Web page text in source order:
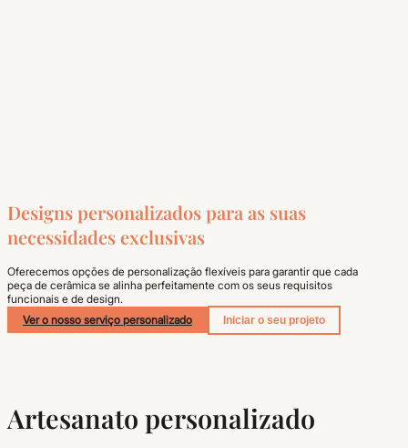
Designs personalizados para as suas
necessidades exclusivas
Oferecemos opções de personalização flexíveis para garantir que cada
peça de cerâmica se alinha perfeitamente com os seus requisitos
funcionais e de design.
Ver o nosso serviço personalizado
Iniciar o seu projeto
Artesanato personalizado